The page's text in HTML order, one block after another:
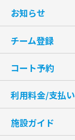
お知らせ
チーム登録
コート予約
利用料金/支払い
施設ガイド